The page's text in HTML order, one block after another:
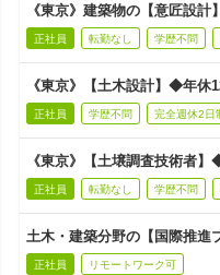
《東京》建築物の【意匠設
正社員 転勤なし 学歴不問
《東京》【土木設計】◆年休
正社員 学歴不問 完全週休2日
《東京》【土壌調査技術者
正社員 転勤なし 学歴不問
土木・建築分野の【国際推進
正社員 リモートワーク可